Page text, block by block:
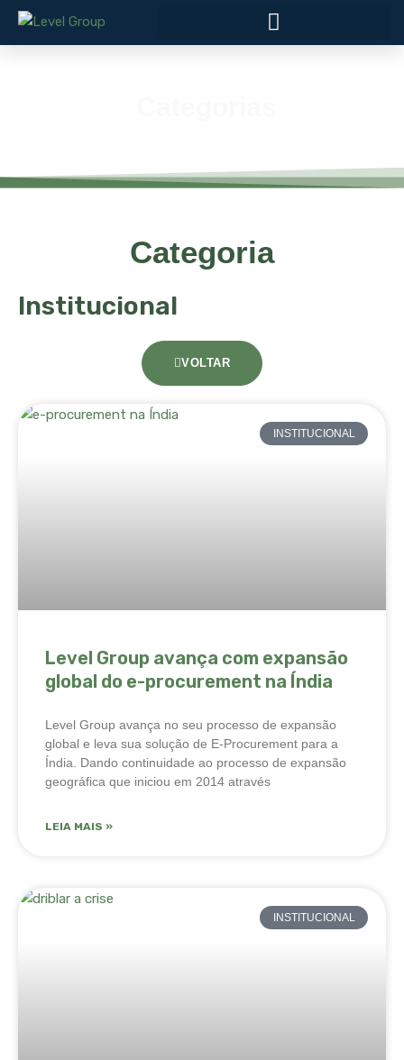
Categoria
Institucional
VOLTAR
INSTITUCIONAL
Level Group avança com expansão
global do e-procurement na Índia
Level Group avança no seu processo de expansão
global e leva sua solução de E-Procurement para a
Índia. Dando continuidade ao processo de expansão
geográfica que iniciou em 2014 através
LEIA MAIS »
INSTITUCIONAL